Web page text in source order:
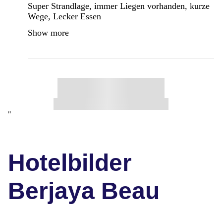
Super Strandlage, immer Liegen vorhanden, kurze
Wege, Lecker Essen
Show more
"
Hotelbilder
Berjaya Beau